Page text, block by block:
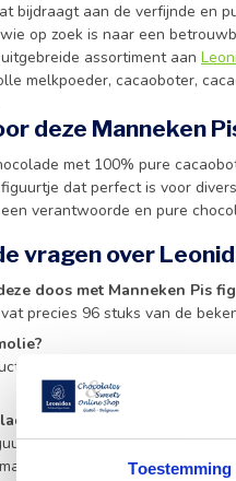
Toestemming
bijdraagt aan de verfijnde en
op zoek is naar een
assortiment aan
melkpoeder, cacaoboter,
deze Manneken
met 100% pure
dat perfect is voor
verantwoorde en pure
vragen over
doos met Manneken Pis
precies 96 stuks van de
van Leonidas zijn
het beste?
op een koele, droge en
te houden.